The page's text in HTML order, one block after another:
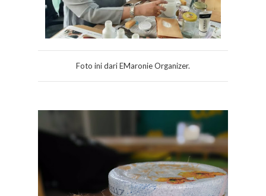
Foto ini dari EMaronie Organizer.